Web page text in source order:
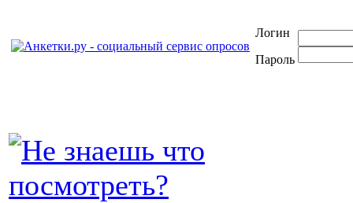
Логин
Пароль